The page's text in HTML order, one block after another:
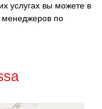
услугах вы можете в
по